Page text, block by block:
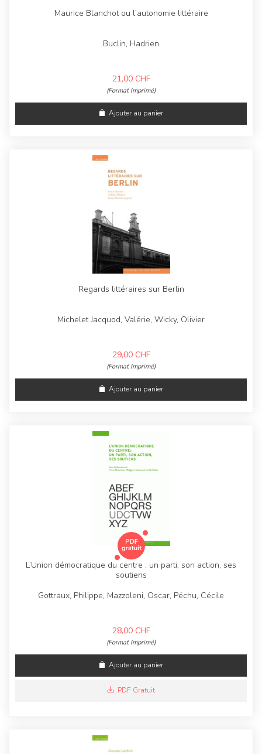
Maurice Blanchot ou l’autonomie littéraire
Buclin, Hadrien
21,00 CHF
(Format Imprimé)
Ajouter au panier
Regards littéraires sur Berlin
Michelet Jacquod, Valérie, Wicky, Olivier
29,00 CHF
(Format Imprimé)
Ajouter au panier
L’Union démocratique du centre : un parti, son action, ses
soutiens
Gottraux, Philippe, Mazzoleni, Oscar, Péchu, Cécile
28,00 CHF
(Format Imprimé)
Ajouter au panier
PDF Gratuit